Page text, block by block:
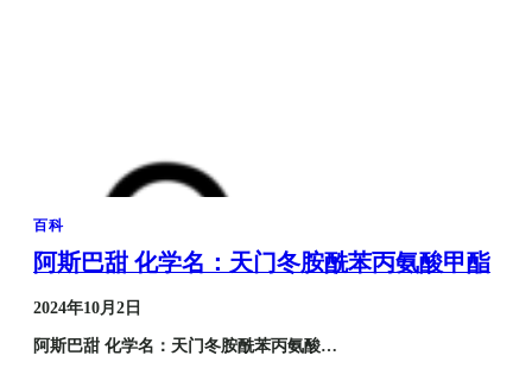
百科
阿斯巴甜 化学名：天门冬胺酰苯丙氨酸甲酯
2024年10月2日
阿斯巴甜 化学名：天门冬胺酰苯丙氨酸…